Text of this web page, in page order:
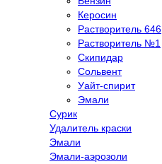
Керосин
Растворитель 646
Растворитель №1
Скипидар
Сольвент
Уайт-спирит
Эмали
Сурик
Удалитель краски
Эмали
Эмали-аэрозоли